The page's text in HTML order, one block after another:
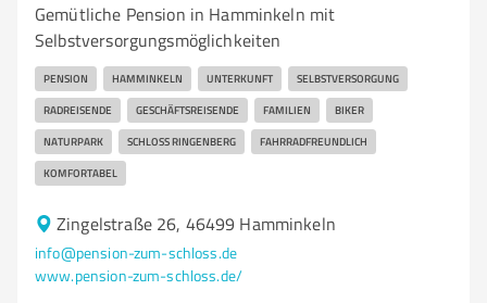
Gemütliche Pension in Hamminkeln mit
Selbstversorgungsmöglichkeiten
PENSION HAMMINKELN UNTERKUNFT SELBSTVERSORGUNG
RADREISENDE GESCHÄFTSREISENDE FAMILIEN BIKER
NATURPARK SCHLOSS RINGENBERG FAHRRADFREUNDLICH
KOMFORTABEL
Zingelstraße 26, 46499 Hamminkeln
info@pension-zum-schloss.de
www.pension-zum-schloss.de/